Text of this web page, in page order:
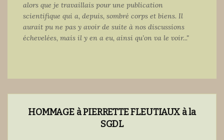
alors que je travaillais pour une publication
scientifique qui a, depuis, sombré corps et biens. Il
aurait pu ne pas y avoir de suite à nos discussions
échevelées, mais il y en a eu, ainsi qu’on va le voir..."
HOMMAGE à PIERRETTE FLEUTIAUX à la
SGDL